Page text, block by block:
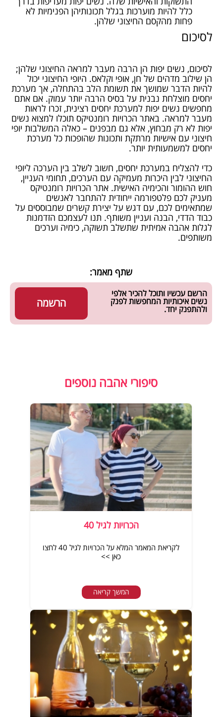
כלל להיות מוערכות בגלל תכונותיהן הפנימיות לא
פחות מהקסם החיצוני שלהן.
לסיכום
לסיכום, נשים יפות הן הרבה מעבר למראה החיצוני שלהן;
הן שילוב מדהים של חן, אופי וקלאס. היופי החיצוני יכול
להיות הדבר שמושך את תשומת הלב בהתחלה, אך מערכת
יחסים מוצלחת נבנית על בסיס הרבה יותר עמוק. אם אתם
מחפשים נשים יפות למערכת יחסים רצינית, זכרו לראות
מעבר למראה. באתר הכרויות רומנטיקס תוכלו למצוא נשים
יפות לא רק מבחוץ, אלא גם מבפנים – כאלה המשלבות יופי
חיצוני עם אישיות מרתקת ותכונות שהופכות כל מערכת
יחסים למשמעותית יותר.
כדי להצליח במערכת יחסים, חשוב לשלב בין הערכה ליופי
החיצוני לבין היכרות מעמיקה עם הערכים, תחומי העניין,
חוש ההומור והכימיה האישית. אתר הכרויות רומנטיקס
מעניק לכם פלטפורמה ייחודית להתחבר לאנשים
שמתאימים לכם, עם דגש על יצירת קשרים שמבוססים על
כבוד הדדי, הבנה ועניין משותף. תנו לעצמכם הזדמנות
לגלות אהבה אמיתית שתשלב תשוקה, כימיה וערכים
משותפים.
שתף מאמר:
הרשמה
הרשם עכשיו ותוכל להכיר אלפי
נשים איכותיות המחפשות לפנק
ולהתפנק יחד.
סיפורי אהבה נוספים
הכרויות לגיל 40
לקריאת המאמר המלא על הכרויות לגיל 40 לחצו
כאן >>
המשך קריאה